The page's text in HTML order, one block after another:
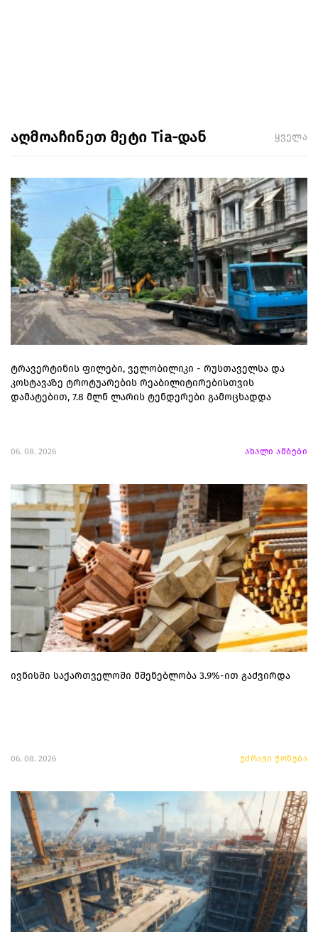
აღმოაჩინეთ მეტი Tia-დან ყველა
ტრავერტინის ფილები, ველობილიკი - რუსთაველსა და
კოსტავაზე ტროტუარების რეაბილიტირებისთვის
დამატებით, 7.8 მლნ ლარის ტენდერები გამოცხადდა
06. 08. 2026 ახალი ამბები
ივნისში საქართველოში მშენებლობა 3.9%-ით გაძვირდა
06. 08. 2026 უძრავი ქონება